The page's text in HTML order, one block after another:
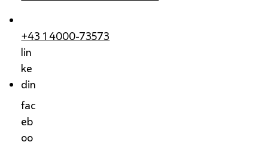
+43 1 4000-73573
lin
ke
din
fac
eb
oo